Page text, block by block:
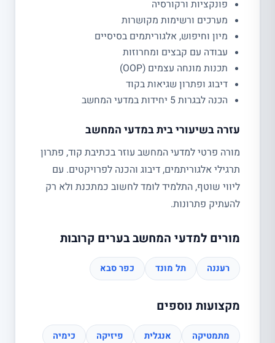
פונקציות ורקורסיה
מערכים ורשימות מקושרות
מיון וחיפוש, אלגוריתמים בסיסיים
עבודה עם קבצים ומחרוזות
תכנות מונחה עצמים (OOP)
דיבוג ופתרון שגיאות בקוד
הכנה לבגרות 5 יחידות במדעי המחשב
עזרה בשיעורי בית במדעי המחשב
מורה פרטי למדעי המחשב עוזר בכתיבת קוד, פתרון
תרגילי אלגוריתמים, דיבוג והכנה לפרויקטים. עם
ליווי שוטף, התלמיד לומד לחשוב כמתכנת ולא רק
להעתיק פתרונות.
מורים למדעי המחשב בערים קרובות
רעננה תל מונד כפר סבא
מקצועות נוספים
מתמטיקה אנגלית פיזיקה
כימיה